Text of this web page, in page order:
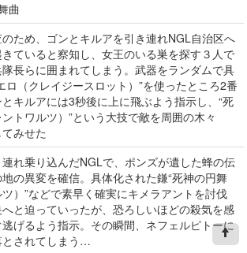
曲
ため、ゴンとキルアを引き連れNGL自治区へ
ていると察知し、女王のいる巣を探す３人で
長らに囲まれてしまう。武器をランダムで具
ロ（クレイジースロット）”を使ったところ2番
キルアには3秒後に上に飛ぶよう指示し、“死
トワルツ）”という大技で敵を周囲の木々
みせた
れ乗り込んだNGLで、ポンズが遺した蜂の伝
の異変を確信。具体化された鎌“死神の円舞
）”などで素早く確実にキメラアントを討伐
と迫っていったが、恐ろしいほどの殺気を感
げるよう指示。その瞬間、ネフェルピトーに
とされてしまう…